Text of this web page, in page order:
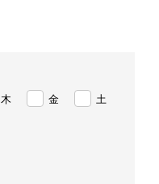
木 金 土